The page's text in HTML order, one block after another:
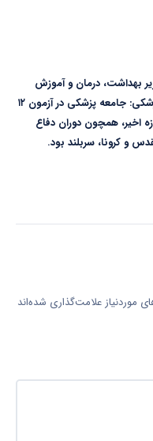
بهداشت، درمان و آموزش
پزشکی: جامعه پزشکی در آزمون ۱۲
اخیر، همچون دوران دفاع
و کرونا، سربلند بود.
موردنیاز علامت‌گذاری شده‌اند